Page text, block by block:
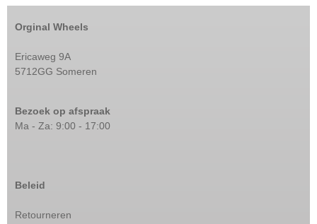
Orginal Wheels
Ericaweg 9A
5712GG Someren
Bezoek op afspraak
Ma - Za: 9:00 - 17:00
Beleid
Retourneren